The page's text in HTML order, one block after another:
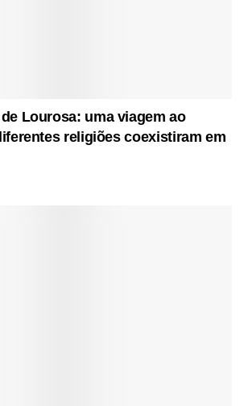
Lourosa: uma viagem ao
religiões coexistiram em